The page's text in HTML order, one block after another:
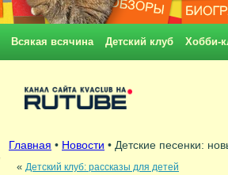
Всякая всячина Детский клуб Хобби-
Главная • Новости • Детские песенки:
« Детский клуб: рассказы для детей